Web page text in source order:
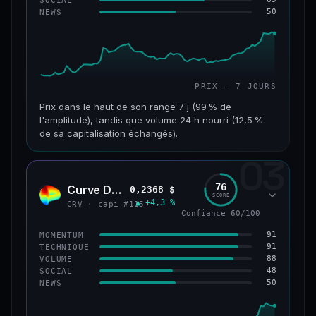
CONFIANCE 61/100
NEWS 50
PRIX — 7 JOURS
Prix dans le haut de son range 7 j (99 % de
l'amplitude), tandis que volume 24 h nourri (12,5 %
de sa capitalisation échangés).
CAP. MARCHÉ VOLUME 24 H
VAR. 7 J VAR. 30 J
+82,3 %
VS ATH
−69,6 % #65
CONFIANCE 66/100
03
CRV Curve DAO
CRV · capi #115
0,2368 $
▲ +4,3 %
76
SCORE
Confiance 60/100
MOMENTUM 91
TECHNIQUE 91
VOLUME 88
SOCIAL 48
NEWS 50